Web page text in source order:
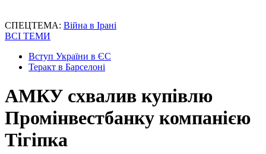
СПЕЦТЕМА: Війна в Ірані
ВСІ ТЕМИ
Вступ України в ЄС
Теракт в Барселоні
АМКУ схвалив купівлю
Промінвестбанку компанією
Тігіпка